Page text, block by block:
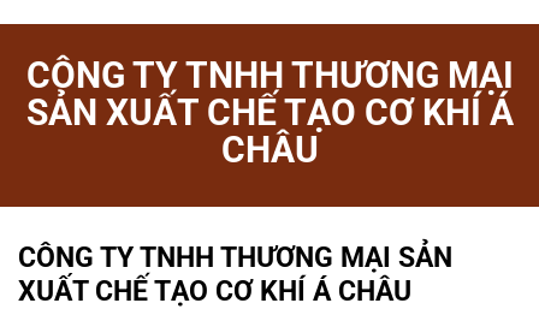
CÔNG TY TNHH THƯƠNG MẠI
SẢN XUẤT CHẾ TẠO CƠ KHÍ Á
CHÂU
CÔNG TY TNHH THƯƠNG MẠI SẢN
XUẤT CHẾ TẠO CƠ KHÍ Á CHÂU